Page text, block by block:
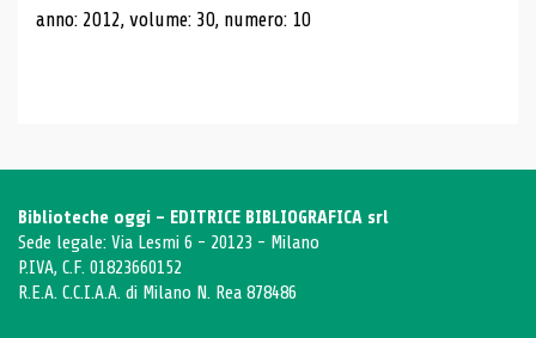
anno: 2012, volume: 30, numero: 10
Biblioteche oggi - EDITRICE BIBLIOGRAFICA srl
Sede legale: Via Lesmi 6 - 20123 - Milano
P.IVA, C.F. 01823660152
R.E.A. C.C.I.A.A. di Milano N. Rea 878486